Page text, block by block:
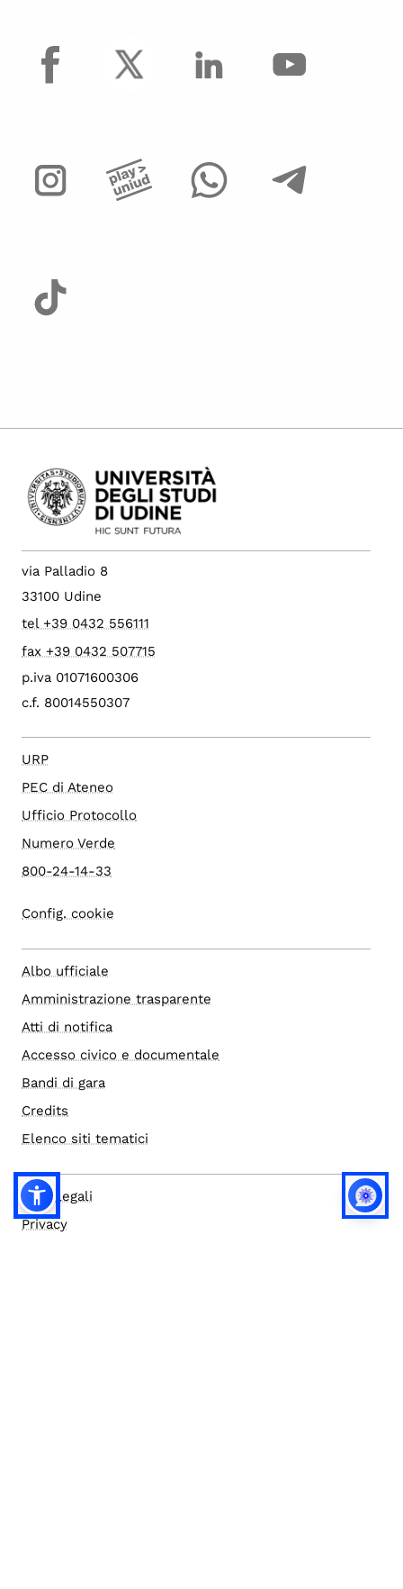
facebook
via Palladio 8
33100 Udine
tel +39 0432 556111
fax +39 0432 507715
p.iva 01071600306
c.f. 80014550307
URP
PEC di Ateneo
Ufficio Protocollo
Numero Verde
800-24-14-33
Config. cookie
Albo ufficiale
Amministrazione trasparente
Atti di notifica
Accesso civico e documentale
Bandi di gara
Credits
Elenco siti tematici
Note legali
Privacy